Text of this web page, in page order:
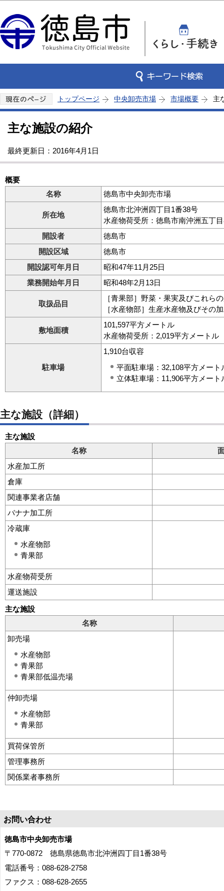
トップページ 中央卸売市場 市場概要 主
主な施設の紹介
最終更新日：2016年4月1日
概要
名称
徳島市中央卸売市場
所在地
徳島市北沖洲四丁目1番38号
水産物荷受所：徳島市南沖洲五丁
開設者
徳島市
開設区域
徳島市
開設認可年月日
昭和47年11月25日
業務開始年月日
昭和48年2月13日
取扱品目
［青果部］野菜・果実及びこれら
［水産物部］生産水産物及びその
敷地面積
101,597平方メートル
水産物荷受所：2,019平方メートル
駐車場
1,910台収容
平面駐車場：32,108平方メート
立体駐車場：11,906平方メート
主な施設（詳細）
主な施設
名称
水産加工所
倉庫
関連事業者店舗
バナナ加工所
冷蔵庫
水産物部
青果部
水産物荷受所
運送施設
主な施設
名称
卸売場
水産物部
青果部
青果部低温売場
仲卸売場
水産物部
青果部
買荷保管所
管理事務所
関係業者事務所
お問い合わせ
徳島市中央卸売市場
〒770-0872 徳島県徳島市北沖洲四丁目1番38号
電話番号：088-628-2758
ファクス：088-628-2655